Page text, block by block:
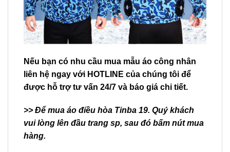
Nếu bạn có nhu cầu mua mẫu áo công nhân
liên hệ ngay với HOTLINE của chúng tôi để
được hỗ trợ tư vấn 24/7 và báo giá chi tiết.
>> Để mua áo điều hòa Tinba 19. Quý khách
vui lòng lên đầu trang sp, sau đó bấm nút mua
hàng.